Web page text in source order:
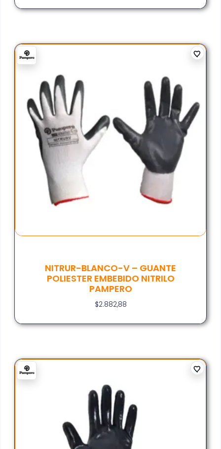
NITRUR-BLANCO-V – GUANTE
POLIESTER EMBEBIDO NITRILO
PAMPERO
$2.882,88